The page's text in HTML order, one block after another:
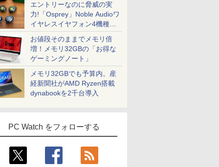
エントリーなのに脅威の実
力!「Osprey」Noble Audioワ
イヤレスイヤフォン4機種を
一気に聴く
お値段そのままでメモリ倍
増！メモリ32GBの「お得な
ゲーミングノート」
メモリ32GBでも予算内。産
経新聞社がAMD Ryzen搭載
dynabookを2千台導入
PC Watch をフォローする